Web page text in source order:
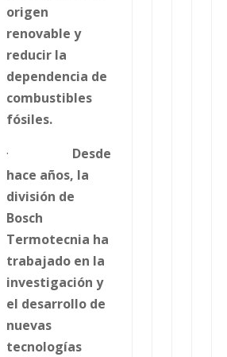
origen
renovable y
reducir la
dependencia de
combustibles
fósiles.
· Desde
hace años, la
división de
Bosch
Termotecnia ha
trabajado en la
investigación y
el desarrollo de
nuevas
tecnologías